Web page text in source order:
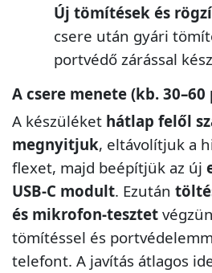
Új tömítések és
csere után gyári
portvédő zárással
A csere menete (kb. 30–60
A készüléket hátlap felől
megnyitjuk, eltávolítjuk a
flexet, majd beépítjük az új
USB-C modult. Ezután
és mikrofon-tesztet
tömítéssel és
telefont. A javítás átlagos